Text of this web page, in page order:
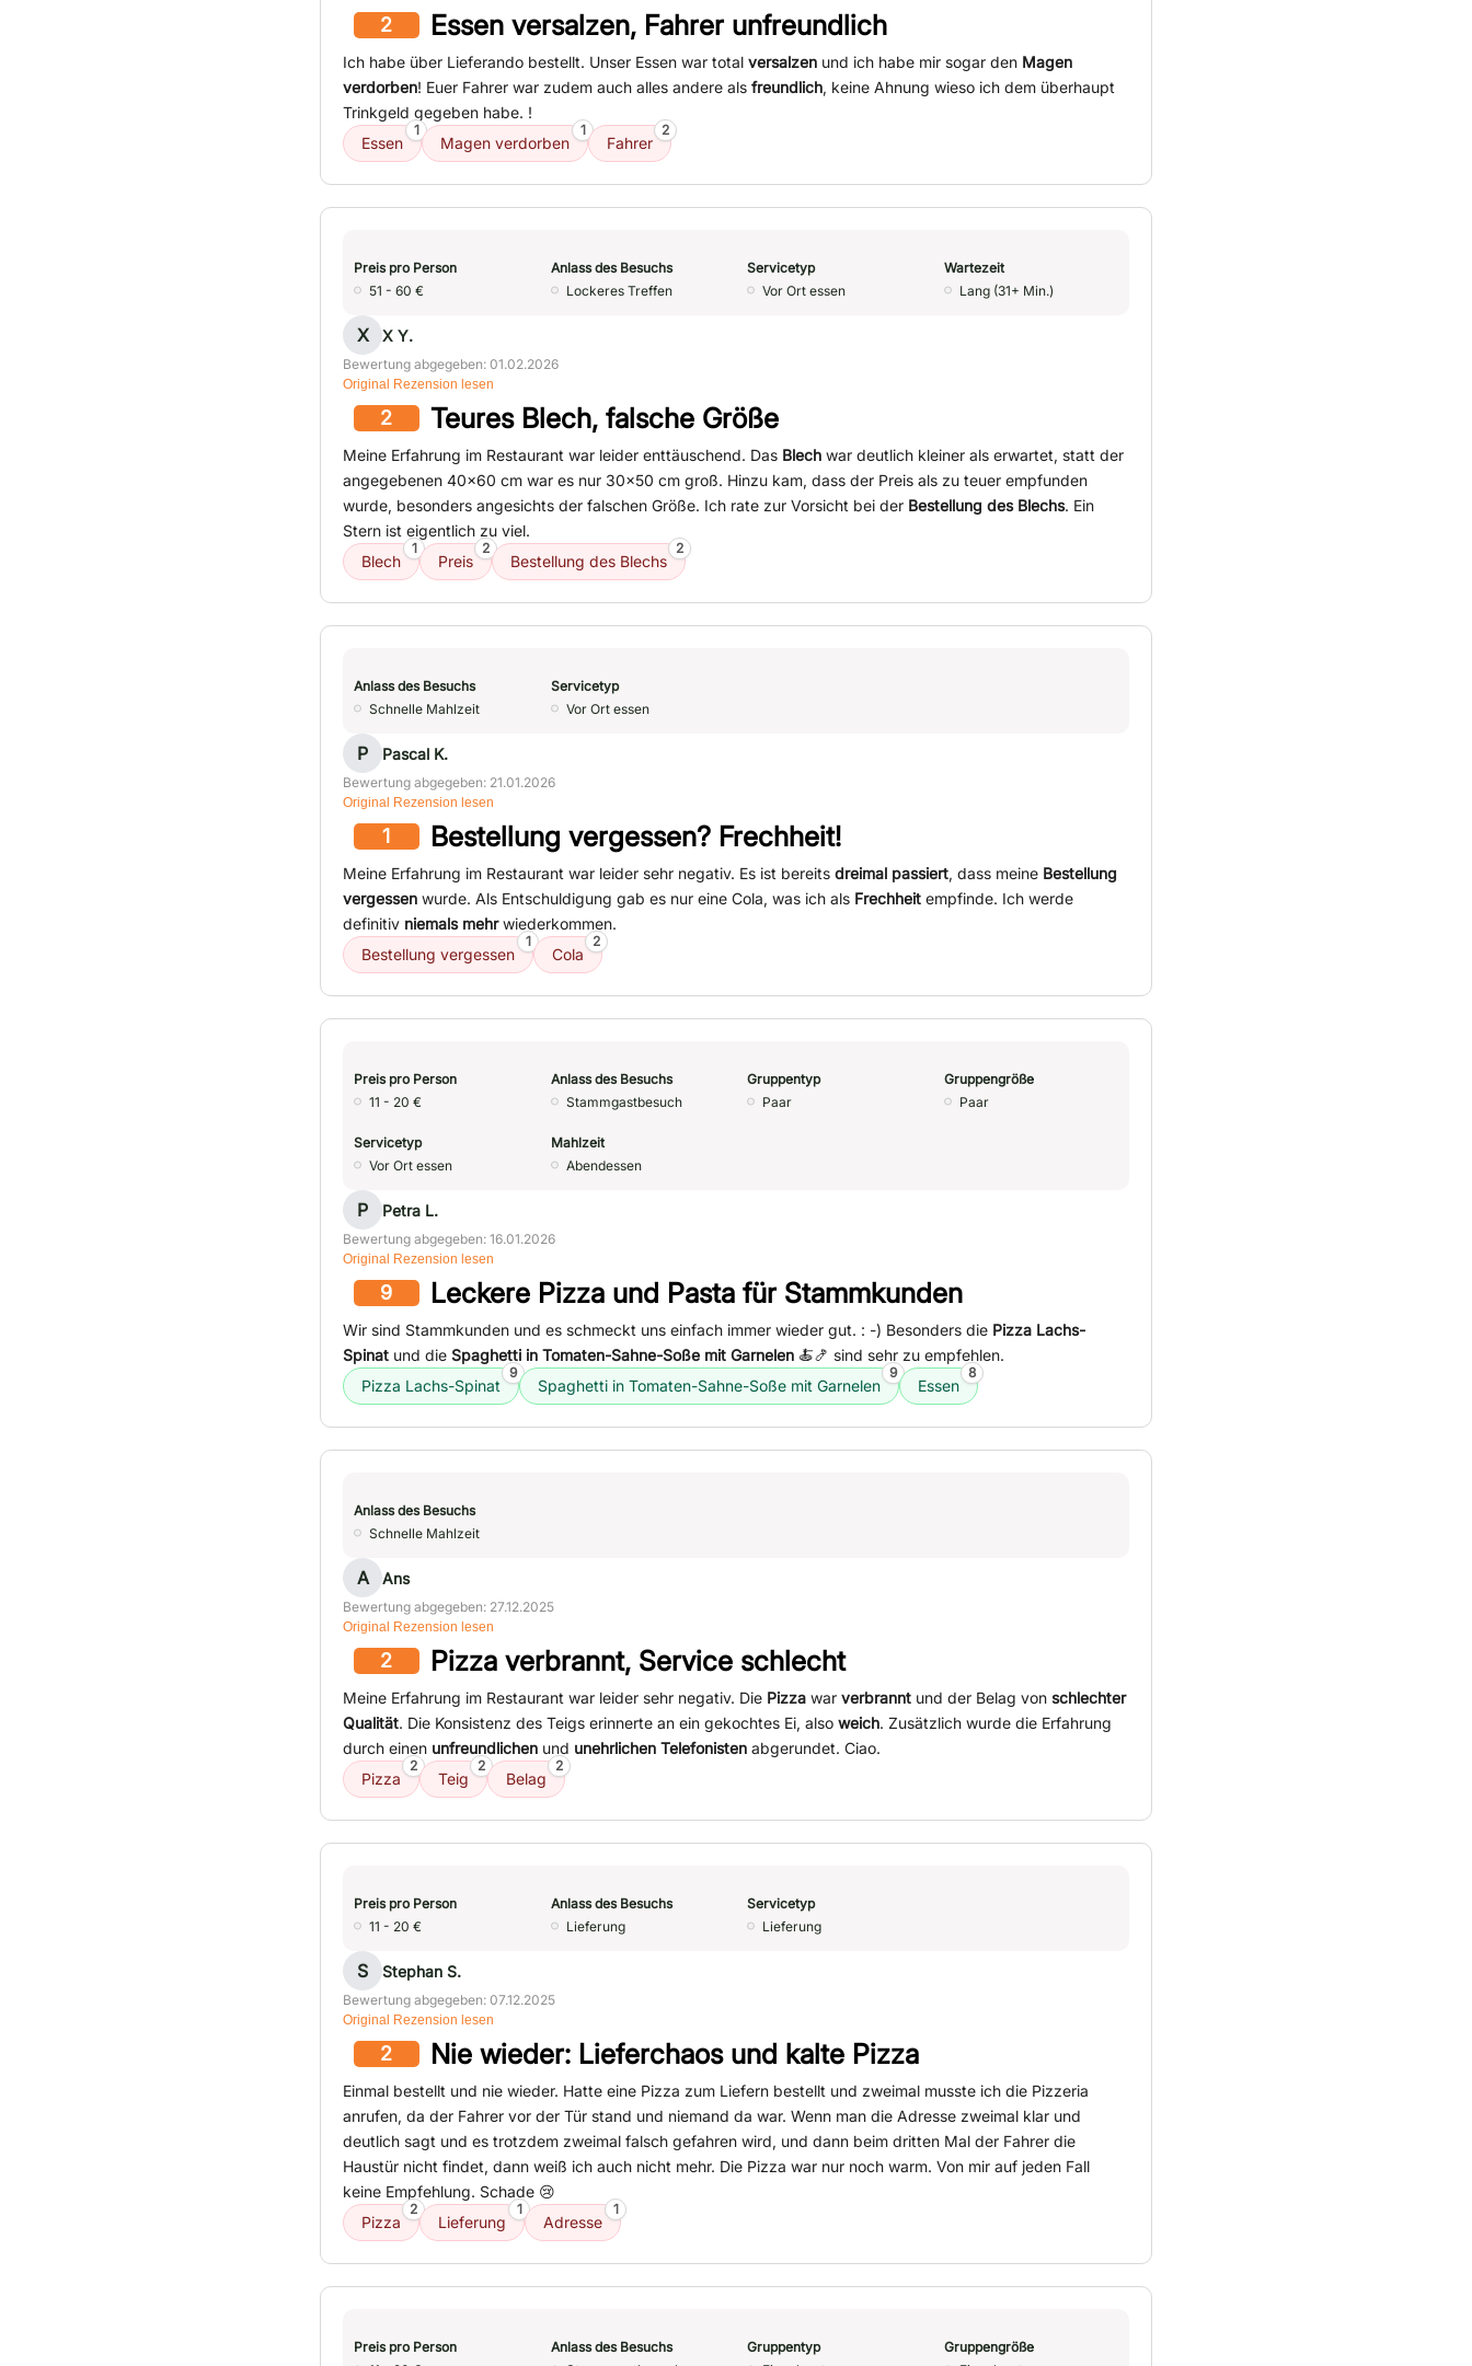
2 Essen versalzen, Fahrer unfreundlich
Ich habe über Lieferando bestellt. Unser Essen war total versalzen und ich habe mir sogar den Magen
verdorben! Euer Fahrer war zudem auch alles andere als freundlich, keine Ahnung wieso ich dem überhaupt
Trinkgeld gegeben habe. !
Essen
1
Magen verdorben
1
Fahrer
2
Preis pro Person
51 - 60 €
Anlass des Besuchs
Lockeres Treffen
Servicetyp
Vor Ort essen
Wartezeit
Lang (31+ Min.)
X X Y.
Bewertung abgegeben: 01.02.2026
Original Rezension lesen
2 Teures Blech, falsche Größe
Meine Erfahrung im Restaurant war leider enttäuschend. Das Blech war deutlich kleiner als erwartet, statt der
angegebenen 40x60 cm war es nur 30x50 cm groß. Hinzu kam, dass der Preis als zu teuer empfunden
wurde, besonders angesichts der falschen Größe. Ich rate zur Vorsicht bei der Bestellung des Blechs. Ein
Stern ist eigentlich zu viel.
Blech
1
Preis
2
Bestellung des Blechs
2
Anlass des Besuchs
Schnelle Mahlzeit
Servicetyp
Vor Ort essen
P Pascal K.
Bewertung abgegeben: 21.01.2026
Original Rezension lesen
1 Bestellung vergessen? Frechheit!
Meine Erfahrung im Restaurant war leider sehr negativ. Es ist bereits dreimal passiert, dass meine Bestellung
vergessen wurde. Als Entschuldigung gab es nur eine Cola, was ich als Frechheit empfinde. Ich werde
definitiv niemals mehrwiederkommen.
Bestellung vergessen
1
Cola
2
Preis pro Person
11 - 20 €
Anlass des Besuchs
Stammgastbesuch
Gruppentyp
Paar
Gruppengröße
Paar
Servicetyp
Vor Ort essen
Mahlzeit
Abendessen
P Petra L.
Bewertung abgegeben: 16.01.2026
Original Rezension lesen
9 Leckere Pizza und Pasta für Stammkunden
Wir sind Stammkunden und es schmeckt uns einfach immer wieder gut. : -) Besonders die Pizza Lachs-
Spinat und die Spaghetti in Tomaten-Sahne-Soße mit Garnelen 🍝🍤 sind sehr zu empfehlen.
Pizza Lachs-Spinat
9
Spaghetti in Tomaten-Sahne-Soße mit Garnelen
9
Essen
8
Anlass des Besuchs
Schnelle Mahlzeit
A Ans
Bewertung abgegeben: 27.12.2025
Original Rezension lesen
2 Pizza verbrannt, Service schlecht
Meine Erfahrung im Restaurant war leider sehr negativ. Die Pizza war verbrannt und der Belag von schlechter
Qualität. Die Konsistenz des Teigs erinnerte an ein gekochtes Ei, also weich. Zusätzlich wurde die Erfahrung
durch einen unfreundlichen und unehrlichen Telefonisten abgerundet. Ciao.
Pizza
2
Teig
2
Belag
2
Preis pro Person
11 - 20 €
Anlass des Besuchs
Lieferung
Servicetyp
Lieferung
S Stephan S.
Bewertung abgegeben: 07.12.2025
Original Rezension lesen
2 Nie wieder: Lieferchaos und kalte Pizza
Einmal bestellt und nie wieder. Hatte eine Pizza zum Liefern bestellt und zweimal musste ich die Pizzeria
anrufen, da der Fahrer vor der Tür stand und niemand da war. Wenn man die Adresse zweimal klar und
deutlich sagt und es trotzdem zweimal falsch gefahren wird, und dann beim dritten Mal der Fahrer die
Haustür nicht findet, dann weiß ich auch nicht mehr. Die Pizza war nur noch warm. Von mir auf jeden Fall
keine Empfehlung. Schade 😢
Pizza
2
Lieferung
1
Adresse
1
Preis pro Person
Anlass des Besuchs
Gruppentyp
Gruppengröße